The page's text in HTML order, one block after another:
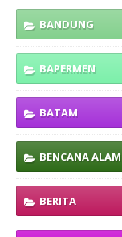
BANDUNG
BAPERMEN
BATAM
BENCANA ALAM
BERITA